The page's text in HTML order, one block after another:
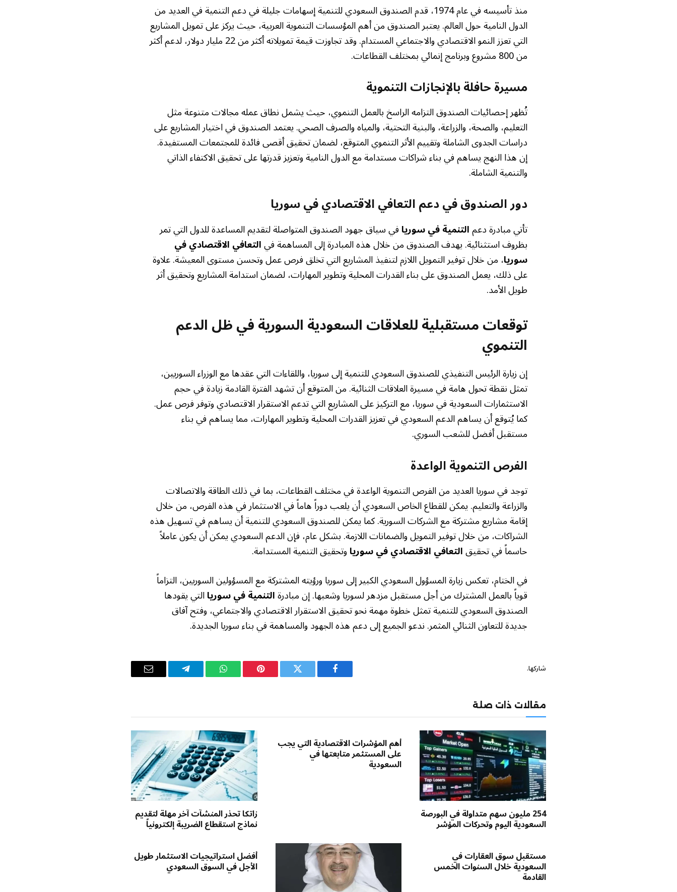
منذ تأسيسه في عام 1974، قدم الصندوق السعودي للتنمية إسهامات جليلة في دعم التنمية في العديد من
الدول النامية حول العالم. يعتبر الصندوق من أهم المؤسسات التنموية العربية، حيث يركز على تمويل المشاريع
التي تعزز النمو الاقتصادي والاجتماعي المستدام. وقد تجاوزت قيمة تمويلاته أكثر من 22 مليار دولار، لدعم أكثر
من 800 مشروع وبرنامج إنمائي بمختلف القطاعات.
مسيرة حافلة بالإنجازات التنموية
تُظهر إحصائيات الصندوق التزامه الراسخ بالعمل التنموي، حيث يشمل نطاق عمله مجالات متنوعة مثل
التعليم، والصحة، والزراعة، والبنية التحتية، والمياه والصرف الصحي. يعتمد الصندوق في اختيار المشاريع على
دراسات الجدوى الشاملة وتقييم الأثر التنموي المتوقع، لضمان تحقيق أقصى فائدة للمجتمعات المستفيدة.
إن هذا النهج يساهم في بناء شراكات مستدامة مع الدول النامية وتعزيز قدرتها على تحقيق الاكتفاء الذاتي
والتنمية الشاملة.
دور الصندوق في دعمالتعافي الاقتصادي في سوريا
تأتي مبادرة دعمالتنمية في سوريافي سياق جهود الصندوق المتواصلة لتقديم المساعدة للدول التي تمر
بظروف استثنائية. يهدف الصندوق من خلال هذه المبادرة إلى المساهمة فيالتعافي الاقتصادي في
سوريا، من خلال توفير التمويل اللازم لتنفيذ المشاريع التي تخلق فرص عمل وتحسن مستوى المعيشة. علاوة
على ذلك، يعمل الصندوق على بناء القدرات المحلية وتطوير المهارات، لضمان استدامة المشاريع وتحقيق أثر
طويل الأمد.
توقعات مستقبلية للعلاقات السعودية السورية في ظل الدعم
التنموي
إن زيارة الرئيس التنفيذي للصندوق السعودي للتنمية إلى سوريا، واللقاءات التي عقدها مع الوزراء السوريين،
تمثل نقطة تحول هامة في مسيرة العلاقات الثنائية. من المتوقع أن تشهد الفترة القادمة زيادة في حجم
الاستثمارات السعودية في سوريا، مع التركيز على المشاريع التي تدعم الاستقرار الاقتصادي وتوفر فرص عمل.
كما يُتوقع أن يساهم الدعم السعودي في تعزيز القدرات المحلية وتطوير المهارات، مما يساهم في بناء
مستقبل أفضل للشعب السوري.
الفرص التنموية الواعدة
توجد في سوريا العديد من الفرص التنموية الواعدة في مختلف القطاعات، بما في ذلك الطاقة والاتصالات
والزراعة والتعليم. يمكن للقطاع الخاص السعودي أن يلعب دوراً هاماً في الاستثمار في هذه الفرص، من خلال
إقامة مشاريع مشتركة مع الشركات السورية. كما يمكن للصندوق السعودي للتنمية أن يساهم في تسهيل هذه
الشراكات، من خلال توفير التمويل والضمانات اللازمة. بشكل عام، فإن الدعم السعودي يمكن أن يكون عاملاً
حاسماً في تحقيقالتعافي الاقتصادي في سورياوتحقيق التنمية المستدامة.
في الختام، تعكس زيارة المسؤول السعودي الكبير إلى سوريا ورؤيته المشتركة مع المسؤولين السوريين، التزاماً
قوياً بالعمل المشترك من أجل مستقبل مزدهر لسوريا وشعبها. إن مبادرةالتنمية في سورياالتي يقودها
الصندوق السعودي للتنمية تمثل خطوة مهمة نحو تحقيق الاستقرار الاقتصادي والاجتماعي، وفتح آفاق
جديدة للتعاون الثنائي المثمر. ندعو الجميع إلى دعم هذه الجهود والمساهمة في بناء سوريا الجديدة.
شاركها.
فيسبوك تويتر بينتيريستواتساب تيلقرام
البريد
مقالات ذات صلة
254 مليون سهم متداولة في البورصة
السعودية اليوم وتحركات المؤشر
أهم المؤشرات الاقتصادية التي يجب
على المستثمر متابعتها في
السعودية
زاتكا تحذر المنشآت آخر مهلة لتقديم
نماذج استقطاع الضريبة إلكترونياً
مستقبل سوق العقارات في
السعودية خلال السنوات الخمس
القادمة
أفضل استراتيجيات الاستثمار طويل
الأجل في السوق السعودي